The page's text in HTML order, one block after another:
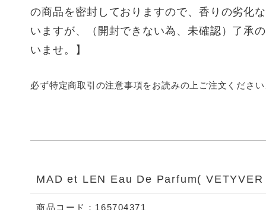
の商品を密封しておりますので、香りの劣化
いますが、（開封できない為、未確認）了承
いませ。】
必ず特定商取引の注意事項をお読みの上ご注文くださ
MAD et LEN Eau De Parfum(
商品コード：165704371